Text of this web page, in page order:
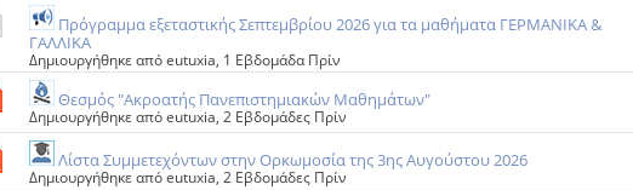
Πρόγραμμα εξεταστικής Σεπτεμβρίου 2026 για τα μαθήματα ΓΕΡΜΑΝΙΚΑ &
ΓΑΛΛΙΚΑ
Δημιουργήθηκε απόeutuxia‎, 1 Εβδομάδα Πρίν
Θεσμός "Ακροατής Πανεπιστημιακών Μαθημάτων"
Δημιουργήθηκε απόeutuxia‎, 2 Εβδομάδες Πρίν
Λίστα Συμμετεχόντων στην Ορκωμοσία της 3ης Αυγούστου 2026
Δημιουργήθηκε απόeutuxia‎, 2 Εβδομάδες Πρίν